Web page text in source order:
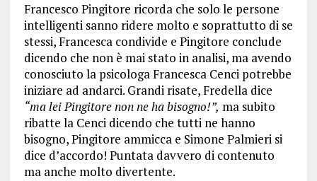
Francesco Pingitore ricorda che solo le persone
intelligenti sanno ridere molto e soprattutto di se
stessi, Francesca condivide e Pingitore conclude
dicendo che non è mai stato in analisi, ma avendo
conosciuto la psicologa Francesca Cenci potrebbe
iniziare ad andarci. Grandi risate, Fredella dice
“ma lei Pingitore non ne ha bisogno!”, ma subito
ribatte la Cenci dicendo che tutti ne hanno
bisogno, Pingitore ammicca e Simone Palmieri si
dice d’accordo! Puntata davvero di contenuto
ma anche molto divertente.